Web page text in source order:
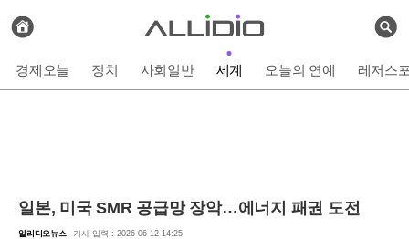
검
전
체
사
보
기
경제오늘 정치 사회일반 세계 오늘의 연예 레저스
일본, 미국 SMR 공급망 장악…에너지 패권 도전
알리디오뉴스 기사 입력 : 2026-06-12 14:25